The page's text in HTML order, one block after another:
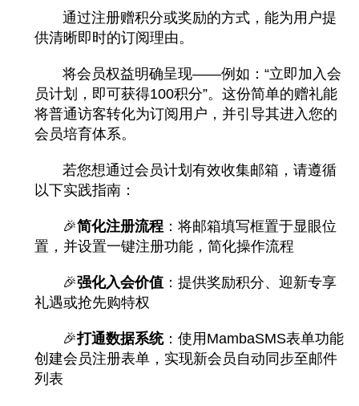
通过注册赠积分或奖励的方式，能为用户提
供清晰即时的订阅理由。
将会员权益明确呈现——例如：“立即加入会
员计划，即可获得100积分”。这份简单的赠礼能
将普通访客转化为订阅用户，并引导其进入您的
会员培育体系。
若您想通过会员计划有效收集邮箱，请遵循
以下实践指南：
🎉简化注册流程 ：将邮箱填写框置于显眼位
置，并设置一键注册功能，简化操作流程
🎉强化入会价值 ：提供奖励积分、迎新专享
礼遇或抢先购特权
🎉打通数据系统：使用MambaSMS表单功能
创建会员注册表单，实现新会员自动同步至邮件
列表